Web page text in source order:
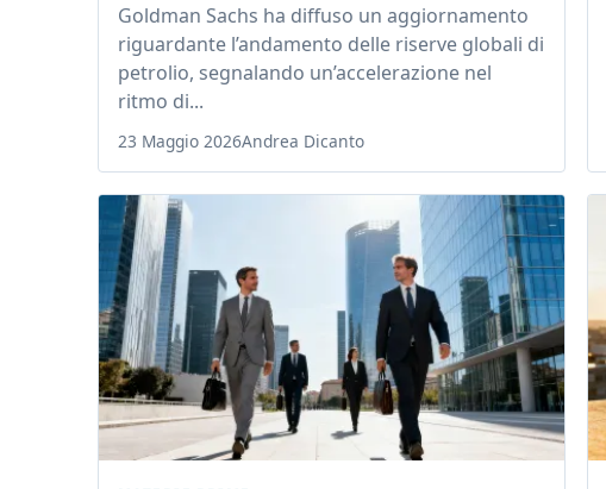
Goldman Sachs ha diffuso un aggiornamento
riguardante l’andamento delle riserve globali di
petrolio, segnalando un’accelerazione nel
ritmo di...
23 Maggio 2026Andrea Dicanto